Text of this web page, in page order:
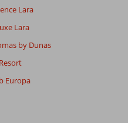
Lara
Lara
by Dunas
Europa